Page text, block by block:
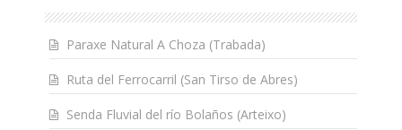
Paraxe Natural A Choza (Trabada)
Ruta del Ferrocarril (San Tirso de Abres)
Senda Fluvial del río Bolaños (Arteixo)